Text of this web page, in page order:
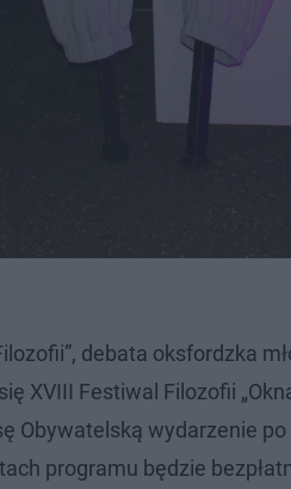
debata oksfordzka
XVIII Festiwal Filozofii
Obywatelską wydarzenie
programu będzie